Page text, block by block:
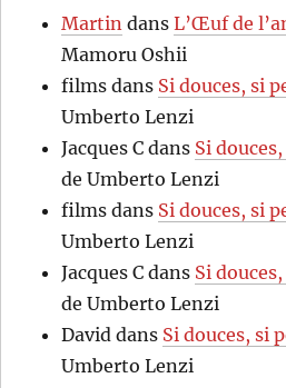
Martin dansL’Œuf de
Mamoru Oshii
films dans Si douces, si
Umberto Lenzi
Jacques C dans Si
de Umberto Lenzi
films dans Si douces, si
Umberto Lenzi
Jacques C dans Si
de Umberto Lenzi
David dans Si douces, si
Umberto Lenzi